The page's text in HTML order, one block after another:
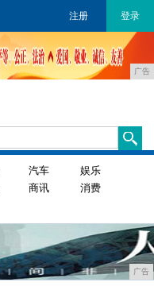
注册 登录
广告
汽车
娱乐
商讯
消费
广告